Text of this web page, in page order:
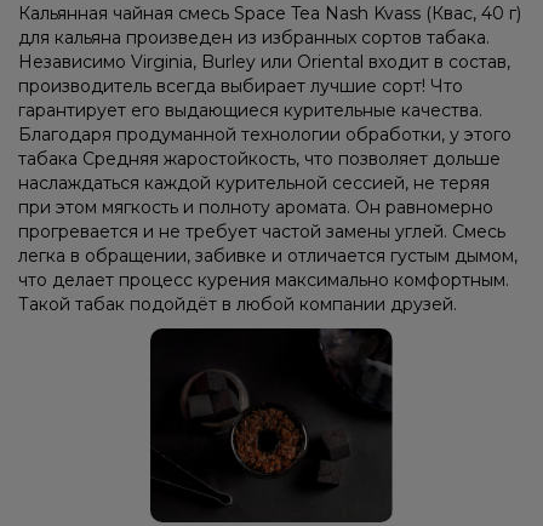
Кальянная чайная смесь Space Tea Nash Kvass (Квас, 40 г)
для кальяна произведен из избранных сортов табака.
Независимо Virginia, Burley или Oriental входит в состав,
производитель всегда выбирает лучшие сорт! Что
гарантирует его выдающиеся курительные качества.
Благодаря продуманной технологии обработки, у этого
табака Средняя жаростойкость, что позволяет дольше
наслаждаться каждой курительной сессией, не теряя
при этом мягкость и полноту аромата. Он равномерно
прогревается и не требует частой замены углей. Смесь
легка в обращении, забивке и отличается густым дымом,
что делает процесс курения максимально комфортным.
Такой табак подойдёт в любой компании друзей.